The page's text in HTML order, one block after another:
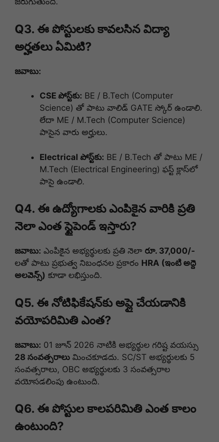
Q3. ఈ పోస్టులకు కావలసిన విద్యా
అర్హతలు ఏమిటి?
జవాబు:
CSE పోస్ట్‌కు: BE / B.Tech (Computer
Science) తో పాటు వాలిడ్ GATE స్కోర్ ఉండాలి.
లేదా ME / M.Tech (Computer Science)
పాసైన వారు అర్హులు.
Electrical పోస్ట్‌కు: BE / B.Tech తో పాటు ME /
M.Tech (Electrical Engineering) ఫస్ట్ క్లాస్‌లో
పాసై ఉండాలి.
Q4. ఈ ఉద్యోగాలకు ఎంపికైన వారికి ప్రతి
నెలా ఎంత స్టైపెండ్ ఇస్తారు?
జవాబు: ఎంపికైన అభ్యర్థులకు ప్రతి నెలా రూ. 37,000/-
లతో పాటు ప్రభుత్వ నిబంధనల ప్రకారం HRA (ఇంటి అద్దె
అలవెన్స్) కూడా లభిస్తుంది.
Q5. ఈ నోటిఫికేషన్‌కు అప్లై చేయడానికి
వయోపరిమితి ఎంత?
జవాబు: 01 జూన్ 2026 నాటికి అభ్యర్థుల గరిష్ట వయస్సు
28 సంవత్సరాలు మించకూడదు. SC/ST అభ్యర్థులకు 5
సంవత్సరాలు, OBC అభ్యర్థులకు 3 సంవత్సరాల
వయోసడలింపు ఉంటుంది.
Q6. ఈ పోస్టుల కాలపరిమితి ఎంత కాలం
ఉంటుంది?